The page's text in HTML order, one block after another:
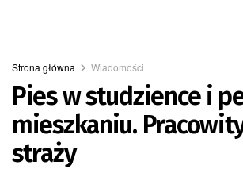
Strona główna Wiadomości
Pies w studzience i
mieszkaniu.
straży